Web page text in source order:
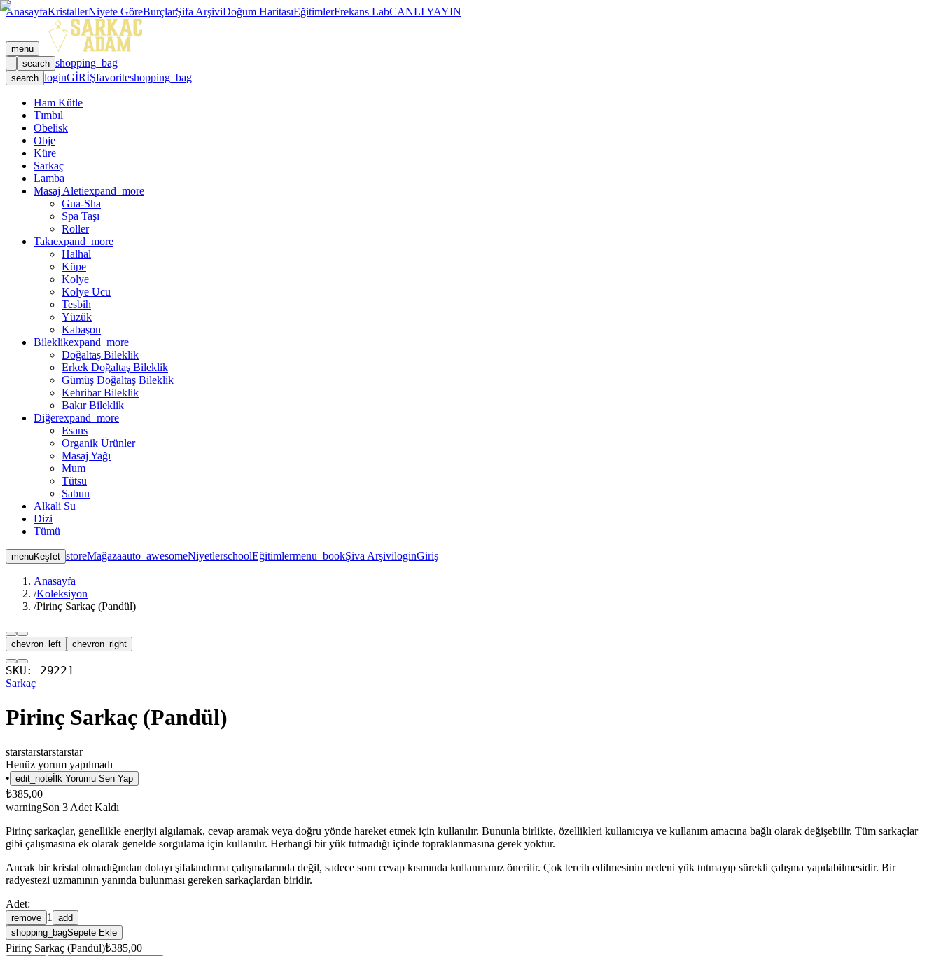
AnasayfaKristallerNiyete GöreBurçlarŞifa ArşiviDoğum HaritasıEğitimlerFrekans LabCANLI YAYIN
menu
search shopping_bag
search loginGİRİŞfavoriteshopping_bag
Ham Kütle
Tımbıl
Obelisk
Obje
Küre
Sarkaç
Lamba
Masaj Aletiexpand_more
Gua-Sha
Spa Taşı
Roller
Takıexpand_more
Halhal
Küpe
Kolye
Kolye Ucu
Tesbih
Yüzük
Kabaşon
Bileklikexpand_more
Doğaltaş Bileklik
Erkek Doğaltaş Bileklik
Gümüş Doğaltaş Bileklik
Kehribar Bileklik
Bakır Bileklik
Diğerexpand_more
Esans
Organik Ürünler
Masaj Yağı
Mum
Tütsü
Sabun
Alkali Su
Dizi
Tümü
menuKeşfet storeMağazaauto_awesomeNiyetlerschoolEğitimlermenu_bookŞiva ArşiviloginGiriş
Anasayfa
/Koleksiyon
/Pirinç Sarkaç (Pandül)
chevron_left chevron_right
SKU: 29221
Sarkaç
Pirinç Sarkaç (Pandül)
starstarstarstarstar
Henüz yorum yapılmadı
• edit_note İlk Yorumu Sen Yap
₺385,00
warningSon 3 Adet Kaldı
Pirinç sarkaçlar, genellikle enerjiyi algılamak, cevap aramak veya doğru yönde hareket etmek için kullanılır. Bununla birlikte, özellikleri kullanıcıya ve kullanım amacına bağlı olarak değişebilir. Tüm sarkaçlar
gibi çalışmasına ek olarak genelde sorgulama için kullanılır. Herhangi bir yük tutmadığı içinde topraklanmasına gerek yoktur.
Ancak bir kristal olmadığından dolayı şifalandırma çalışmalarında değil, sadece soru cevap kısmında kullanmanız önerilir. Çok tercih edilmesinin nedeni yük tutmayıp sürekli çalışma yapılabilmesidir. Bir
radyestezi uzmanının yanında bulunması gereken sarkaçlardan biridir.
Adet:
remove 1
add
shopping_bagSepete Ekle
Pirinç Sarkaç (Pandül)₺385,00